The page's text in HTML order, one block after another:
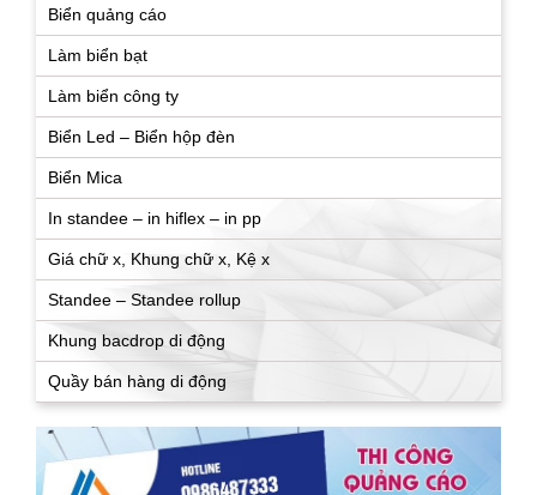
Biển quảng cáo
Làm biển bạt
Làm biển công ty
Biển Led – Biển hộp đèn
Biển Mica
In standee – in hiflex – in pp
Giá chữ x, Khung chữ x, Kệ x
Standee – Standee rollup
Khung bacdrop di động
Quầy bán hàng di động